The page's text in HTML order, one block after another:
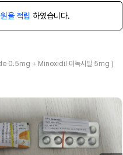
을 적립 하였습니다.
0.5mg + Minoxidil 미녹시딜 5mg )